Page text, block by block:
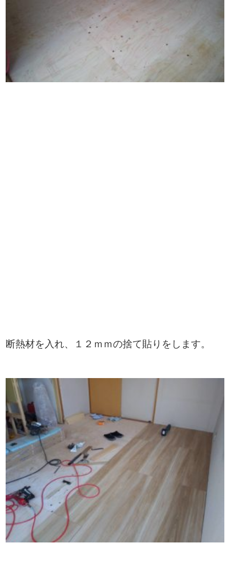
断熱材を入れ、１２ｍｍの捨て貼りをします。